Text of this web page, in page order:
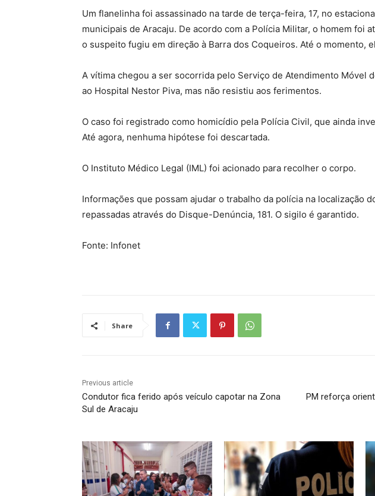
Um flanelinha foi assassinado na tarde de terça-feira, 17, no
municipais de Aracaju. De acordo com a Polícia Militar, o homem foi
o suspeito fugiu em direção à Barra dos Coqueiros. Até o momento,
A vítima chegou a ser socorrida pelo Serviço de Atendimento Móvel
ao Hospital Nestor Piva, mas não resistiu aos ferimentos.
O caso foi registrado como homicídio pela Polícia Civil, que ainda
Até agora, nenhuma hipótese foi descartada.
O Instituto Médico Legal (IML) foi acionado para recolher o corpo.
Informações que possam ajudar o trabalho da polícia na localização
repassadas através do Disque-Denúncia, 181. O sigilo é garantido.
Fonte: Infonet
Share
Previous article
Condutor fica ferido após veículo capotar na Zona
Sul de Aracaju
PM reforça